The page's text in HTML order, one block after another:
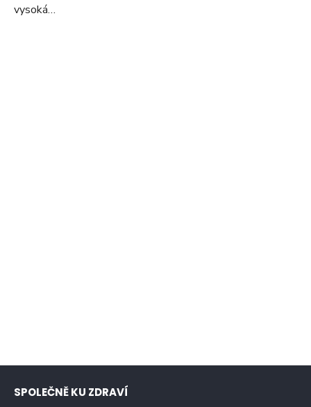
vysoká…
SPOLEČNĚ KU ZDRAVÍ